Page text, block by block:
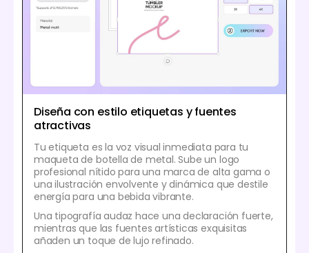
Diseña con estilo etiquetas y fuentes
atractivas
Tu etiqueta es la voz visual inmediata para tu
maqueta de botella de metal. Sube un logo
profesional nítido para una marca de alta gama o
una ilustración envolvente y dinámica que destile
energía para una bebida vibrante.
Una tipografía audaz hace una declaración fuerte,
mientras que las fuentes artísticas exquisitas
añaden un toque de lujo refinado.